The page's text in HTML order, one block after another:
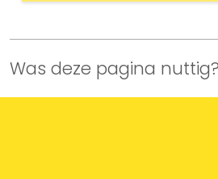
Was deze pagina nuttig?